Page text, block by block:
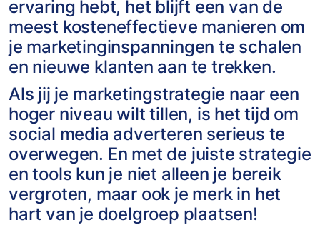
ervaring hebt, het blijft een van de
meest kosteneffectieve manieren om
je marketinginspanningen te schalen
en nieuwe klanten aan te trekken.
Als jij je marketingstrategie naar een
hoger niveau wilt tillen, is het tijd om
social media adverteren serieus te
overwegen. En met de juiste strategie
en tools kun je niet alleen je bereik
vergroten, maar ook je merk in het
hart van je doelgroep plaatsen!